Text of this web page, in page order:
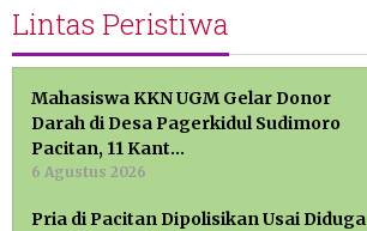
Lintas Peristiwa
Mahasiswa KKN UGM Gelar Donor
Darah di Desa Pagerkidul Sudimoro
Pacitan, 11 Kant…
6 Agustus 2026
Pria di Pacitan Dipolisikan Usai Diduga